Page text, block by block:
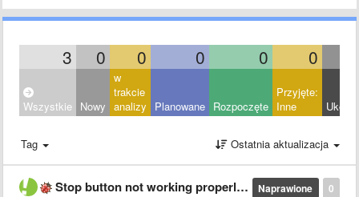
3 0 0 0 0 0
Wszystkie Nowy
w
trakcie
analizy
Planowane Rozpoczęte
Przyjęte:
Inne
Tag Ostatnia aktualizacja
0
Naprawione
Stop button not working properly on AAC+ streams